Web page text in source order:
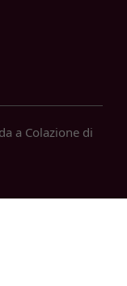
a Colazione di